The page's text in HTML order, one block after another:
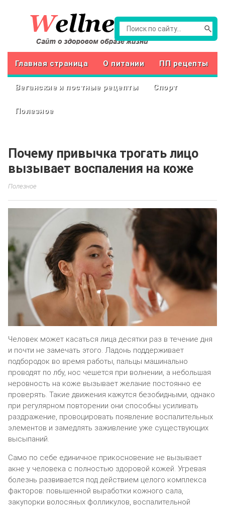
Главная страница О питании ПП рецепты
Веганские и постные рецепты Спорт
Полезное
Почему привычка трогать лицо
вызывает воспаления на коже
Полезное
Человек может касаться лица десятки раз в течение дня
и почти не замечать этого. Ладонь поддерживает
подбородок во время работы, пальцы машинально
проводят по лбу, нос чешется при волнении, а небольшая
неровность на коже вызывает желание постоянно ее
проверять. Такие движения кажутся безобидными, однако
при регулярном повторении они способны усиливать
раздражение, провоцировать появление воспалительных
элементов и замедлять заживление уже существующих
высыпаний.
Само по себе единичное прикосновение не вызывает
акне у человека с полностью здоровой кожей. Угревая
болезнь развивается под действием целого комплекса
факторов: повышенной выработки кожного сала,
закупорки волосяных фолликулов, воспалительной